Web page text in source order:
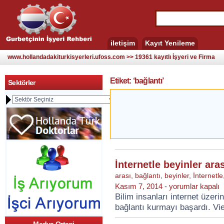
iletişim Kayıt Yenileme
www.hollandadakiturkisyerleri.ufoss.com >> 19361 kayıtlı İşyeri ve Firma
Sektörler Etiket: ‘bağlantı’
İnternetle beyinler
arası bağlantı beyinler, İnternetle
Kasım 7, 2014 - İnternetle
beyinler
arası
bağlantı
kuruldu
yorumlar kapalı
Bilim insanları internet
bağlantı kurmayı başardı.